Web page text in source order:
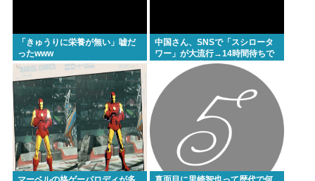
「きゅうりに栄養が無い」嘘だ
ったwww
中国さん、SNSで「スシロータ
ワー」が大流行→14時間待ちで
整理券が転売される事態に…